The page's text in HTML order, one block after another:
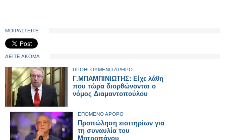
ΜΟΙΡΑΣΤΕΙΤΕ
ΔΕΙΤΕ ΑΚΟΜΑ
ΠΡΟΗΓΟΥΜΕΝΟ ΑΡΘΡΟ
Γ.ΜΠΑΜΠΙΝΙΩΤΗΣ: Είχε λάθη
που τώρα διορθώνονται ο
νόμος Διαμαντοπούλου
ΕΠΟΜΕΝΟ ΑΡΘΡΟ
Προπώληση εισιτηρίων για
τη συναυλία του
Μητροπάνου